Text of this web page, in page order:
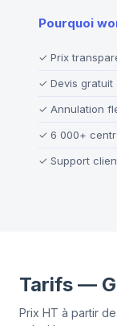
Pourquoi
✓ Prix
✓ Devis gratuit
✓ Annulation
✓ 6 000+
✓ Support
Tarifs —
Prix HT à partir